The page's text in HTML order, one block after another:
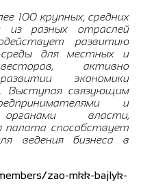
100 крупных, средних
из разных отраслей
развитию
среды для местных и
активно
экономики
Выступая связующим
и
органами власти,
палата способствует
ведения бизнеса в
zao-mkk-bajlyk-